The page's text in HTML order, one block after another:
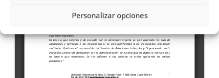
Personalizar opciones